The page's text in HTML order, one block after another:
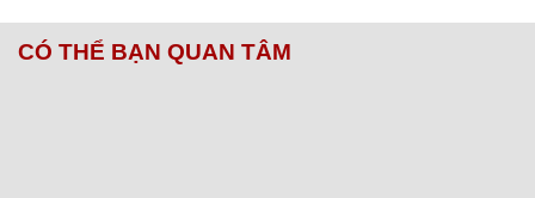
CÓ THỂ BẠN QUAN TÂM